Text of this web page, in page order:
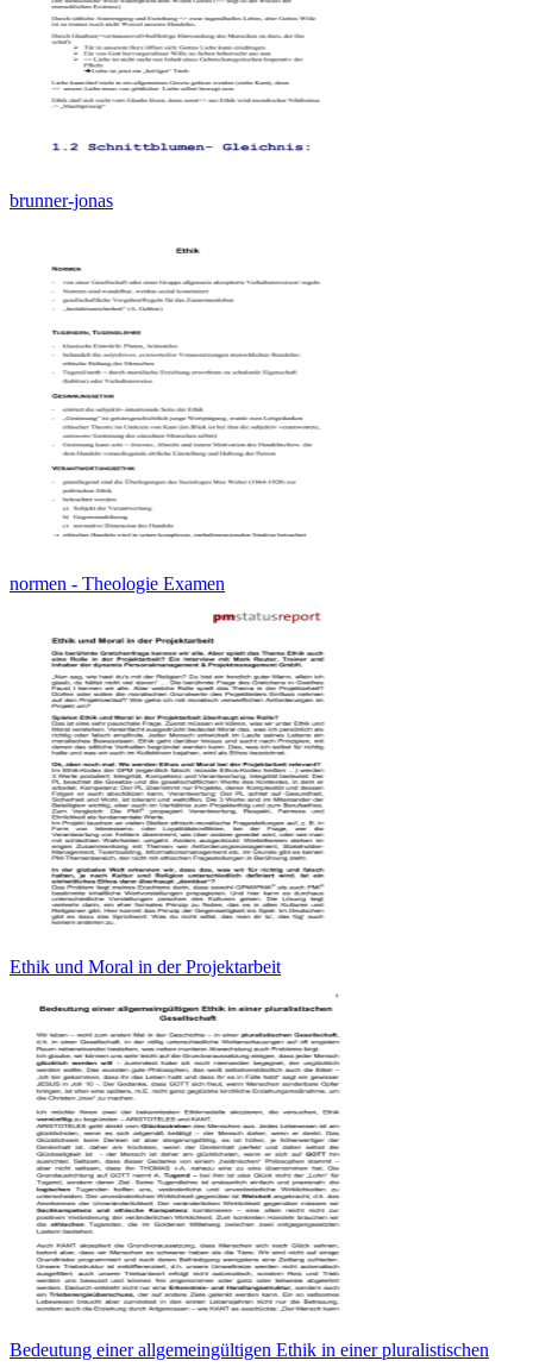
brunner-jonas
normen - Theologie Examen
Ethik und Moral in der Projektarbeit
Bedeutung einer allgemeingültigen Ethik in einer pluralistischen